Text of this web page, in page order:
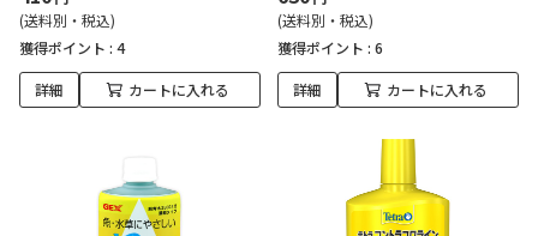
(送料別・税込)
獲得ポイント : 4
詳細 カートに入れる
(送料別・税込)
獲得ポイント : 6
詳細 カートに入れる